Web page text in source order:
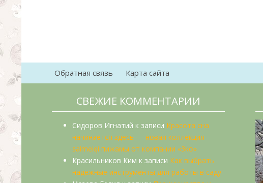
Обратная связь Карта сайта
СВЕЖИЕ КОММЕНТАРИИ
Сидоров Игнатий к записи Красота сна
начинается здесь — новая коллекция
saimeiqi пижамы от компании «3ко»
Красильников Ким к записи Как выбрать
надежные инструменты для работы в саду